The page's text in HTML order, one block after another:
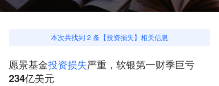
本次共找到 2 条【投资损失】相关信息
愿景基金投资损失严重，软银第一财季巨亏
234亿美元